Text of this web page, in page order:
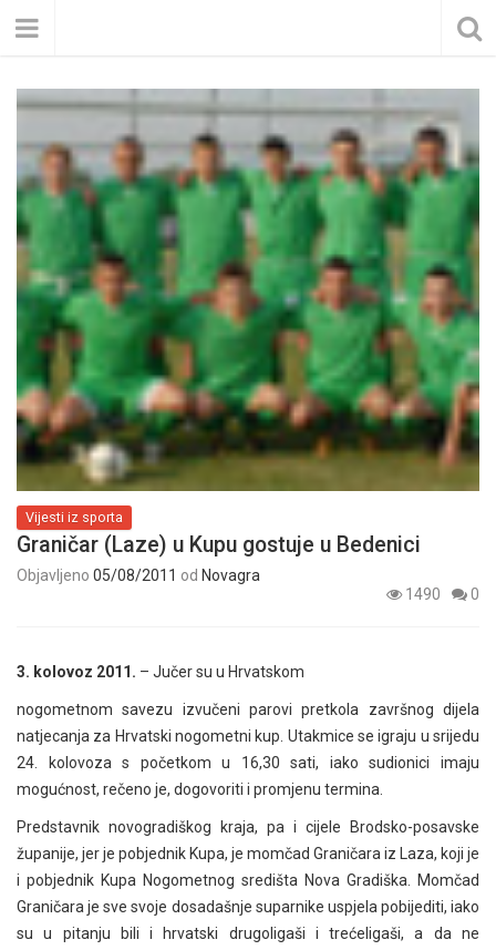
Vijesti iz sporta
Graničar (Laze) u Kupu gostuje u Bedenici
Objavljeno 05/08/2011 od Novagra
1490
0
3. kolovoz 2011. – Jučer su u Hrvatskom
nogometnom savezu izvučeni parovi pretkola završnog dijela
natjecanja za Hrvatski nogometni kup. Utakmice se igraju u srijedu
24. kolovoza s početkom u 16,30 sati, iako sudionici imaju
mogućnost, rečeno je, dogovoriti i promjenu termina.
Predstavnik novogradiškog kraja, pa i cijele Brodsko-posavske
županije, jer je pobjednik Kupa, je momčad Graničara iz Laza, koji je
i pobjednik Kupa Nogometnog središta Nova Gradiška. Momčad
Graničara je sve svoje dosadašnje suparnike uspjela pobijediti, iako
su u pitanju bili i hrvatski drugoligaši i trećeligaši, a da ne